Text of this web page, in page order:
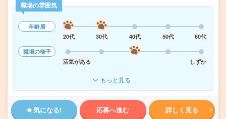
職場の雰囲気
年齢層
20代
30代 40代 50代
60代
職場の様子
活気がある
しずか
もっと見る
気になる! 応募へ進む 詳しく見る